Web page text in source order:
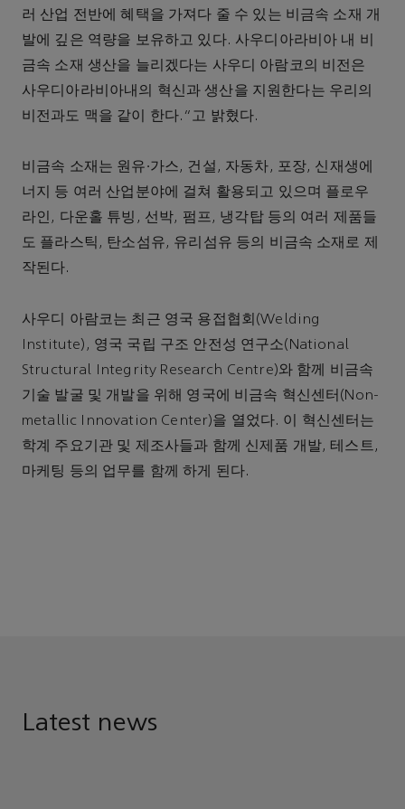
러 산업 전반에 혜택을 가져다 줄 수 있는 비금속 소재 개
발에 깊은 역량을 보유하고 있다. 사우디아라비아 내 비
금속 소재 생산을 늘리겠다는 사우디 아람코의 비전은
사우디아라비아내의 혁신과 생산을 지원한다는 우리의
비전과도 맥을 같이 한다.”고 밝혔다.
비금속 소재는 원유∙가스, 건설, 자동차, 포장, 신재생에
너지 등 여러 산업분야에 걸쳐 활용되고 있으며 플로우
라인, 다운홀 튜빙, 선박, 펌프, 냉각탑 등의 여러 제품들
도 플라스틱, 탄소섬유, 유리섬유 등의 비금속 소재로 제
작된다.
사우디 아람코는 최근 영국 용접협회(Welding
Institute), 영국 국립 구조 안전성 연구소(National
Structural Integrity Research Centre)와 함께 비금속
기술 발굴 및 개발을 위해 영국에 비금속 혁신센터(Non-
metallic Innovation Center)을 열었다. 이 혁신센터는
학계 주요기관 및 제조사들과 함께 신제품 개발, 테스트,
마케팅 등의 업무를 함께 하게 된다.
Latest news